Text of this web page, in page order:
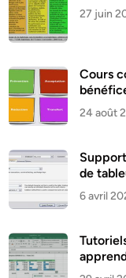
27 juin
Cours
24 août
de
6 avril